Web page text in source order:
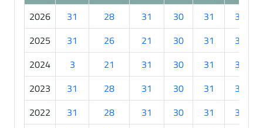
2026
31 28 31 30 31
30
2025
31 26 21 30 31
30
2024
3 21 31 30 31
30
2023
31 28 31 30 31
30
2022
31 28 31 30 31
30